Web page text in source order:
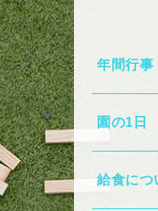
年間行事
園の1日
給食につ